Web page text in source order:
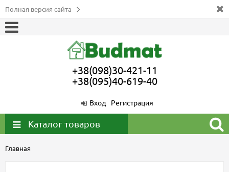
Полная версия сайта
+38(098)30-421-11
+38(095)40-619-40
Вход Регистрация
Каталог товаров
Главная